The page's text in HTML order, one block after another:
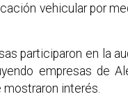
vehicular por
participaron en la
empresas de
mostraron interés.